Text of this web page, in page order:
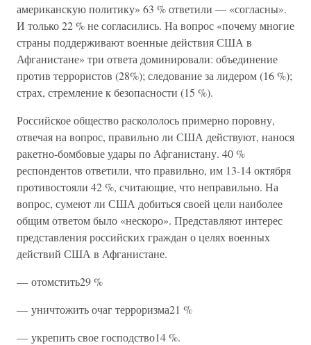
американскую политику» 63 % ответили — «согласны».
И только 22 % не согласились. На вопрос «почему многие
страны поддерживают военные действия США в
Афганистане» три ответа доминировали: объединение
против террористов (28%); следование за лидером (16 %);
страх, стремление к безопасности (15 %).
Российское общество раскололось примерно поровну,
отвечая на вопрос, правильно ли США действуют, нанося
ракетно-бомбовые удары по Афганистану. 40 %
респондентов ответили, что правильно, им 13-14 октября
противостояли 42 %, считающие, что неправильно. На
вопрос, сумеют ли США добиться своей цели наиболее
общим ответом было «нескоро». Представляют интерес
представления российских граждан о целях военных
действий США в Афганистане.
— отомстить29 %
— уничтожить очаг терроризма21 %
— укрепить свое господство14 %.